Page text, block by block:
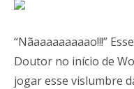
“Nãaaaaaaaaao!!!”
Doutor no início de
jogar esse vislumbre